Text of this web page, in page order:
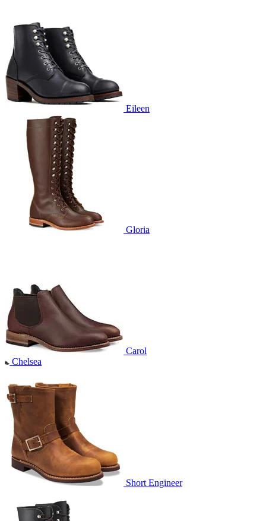
Eileen
Gloria
Carol
Chelsea
Short Engineer